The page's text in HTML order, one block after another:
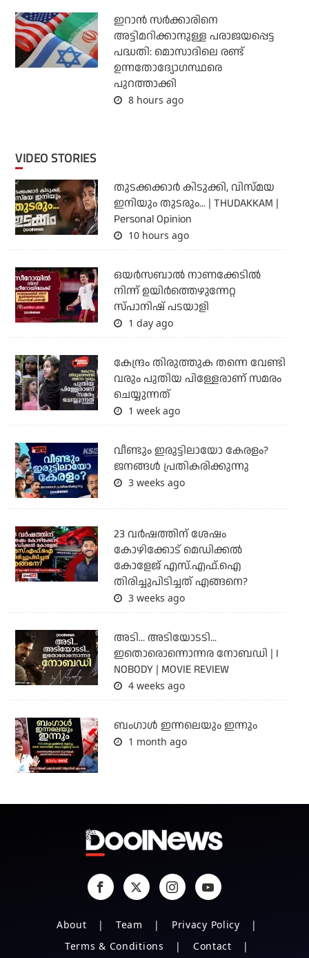
ഇറാന്‍ സര്‍ക്കാരിനെ
അട്ടിമറിക്കാനുള്ള പരാജയപ്പെട്ട
പദ്ധതി: മൊസാദിലെ രണ്ട്
ഉന്നതോദ്യോഗസ്ഥരെ
പുറത്താക്കി
8 hours ago
VIDEO STORIES
തുടക്കക്കാര്‍ കിടുക്കി, വിസ്മയ
ഇനിയും തുടരും... | THUDAKKAM |
Personal Opinion
10 hours ago
ഒയര്‍സബാൽ നാണക്കേടിൽ
നിന്ന് ഉയിർത്തെഴുന്നേറ്റ
സ്പാനിഷ് പടയാളി
1 day ago
കേന്ദ്രം തിരുത്തുക തന്നെ വേണ്ടി
വരും പുതിയ പിള്ളേരാണ് സമരം
ചെയ്യുന്നത്
1 week ago
വീണ്ടും ഇരുട്ടിലായോ കേരളം?
ജനങ്ങൾ പ്രതികരിക്കുന്നു
3 weeks ago
23 വർഷത്തിന് ശേഷം
കോഴിക്കോട് മെഡിക്കൽ
കോളേജ് എസ്.എഫ്.ഐ
തിരിച്ചുപിടിച്ചത് എങ്ങനെ?
3 weeks ago
അടി... അടിയോടടി...
ഇതൊരൊന്നൊന്നര നോബഡി | I
NOBODY | MOVIE REVIEW
4 weeks ago
ബംഗാള്‍ ഇന്നലെയും ഇന്നും
1 month ago
About Team
Privacy Policy
Terms & Conditions
Contact